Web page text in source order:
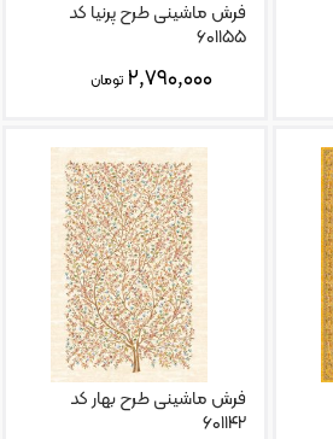
فرش ماشینی طرح پرنیا کد
۶۰۱۱۵۵
۲,۷۹۰,۰۰۰ تومان
فرش ماشینی طرح بهار کد
۶۰۱۱۴۲